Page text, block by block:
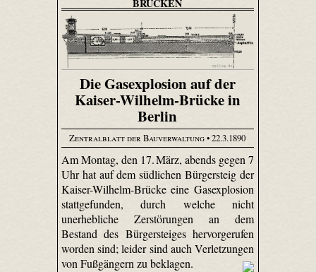
BRÜCKEN
Die Gasexplosion auf der
Kaiser-Wilhelm-Brücke in
Berlin
Zentralblatt der Bauverwaltung• 22.3.1890
Am Montag, den 17. März, abends gegen 7
Uhr hat auf dem südlichen Bürgersteig der
Kaiser-Wilhelm-Brücke eine Gasexplosion
stattgefunden, durch welche nicht
unerhebliche Zerstörungen an dem
Bestand des Bürgersteiges hervorgerufen
worden sind; leider sind auch Verletzungen
von Fußgängern zu beklagen.